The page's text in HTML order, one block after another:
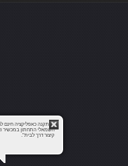
להתקנה כאפליקציה חינם
השמאלי התחתון במכשיר
קיצור דרך לבית".